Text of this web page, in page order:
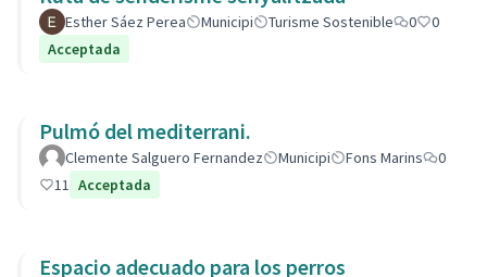
Esther Sáez Perea Municipi Turisme Sostenible 0
0
Acceptada
Pulmó del mediterrani.
Clemente Salguero Fernandez Municipi Fons Marins
0
11 Acceptada
Espacio adecuado para los perros